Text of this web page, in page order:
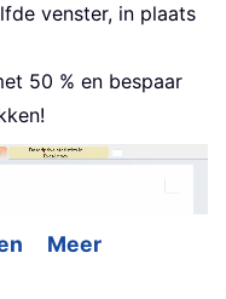
venster, in plaats
50 % en bespaar
Meer